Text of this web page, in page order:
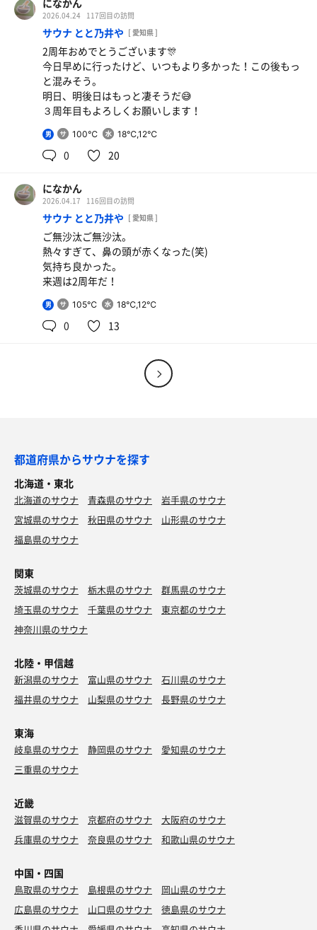
2026.04.24 117回目の訪問
サウナ とと乃井や [ 愛知県 ]
2周年おめでとうございます🎊
今日早めに行ったけど、いつもより多かった！この後もっ
と混みそう。
明日、明後日はもっと凄そうだ😅
３周年目もよろしくお願いします！
男 100℃ 18℃,12℃
0 20
になかん
2026.04.17 116回目の訪問
サウナ とと乃井や [ 愛知県 ]
ご無沙汰ご無沙汰。
熱々すぎて、鼻の頭が赤くなった(笑)
気持ち良かった。
来週は2周年だ！
男 105℃ 18℃,12℃
0 13
都道府県からサウナを探す
北海道・東北
北海道のサウナ 青森県のサウナ
岩手県のサウナ
宮城県のサウナ
秋田県のサウナ
山形県のサウナ
福島県のサウナ
関東
茨城県のサウナ 栃木県のサウナ
群馬県のサウナ
埼玉県のサウナ
千葉県のサウナ
東京都のサウナ
神奈川県のサウナ
北陸・甲信越
新潟県のサウナ 富山県のサウナ
石川県のサウナ
福井県のサウナ
山梨県のサウナ 長野県のサウナ
東海
岐阜県のサウナ 静岡県のサウナ
愛知県のサウナ
三重県のサウナ
近畿
滋賀県のサウナ 京都府のサウナ
大阪府のサウナ
兵庫県のサウナ
奈良県のサウナ 和歌山県のサウナ
中国・四国
鳥取県のサウナ 島根県のサウナ
岡山県のサウナ
広島県のサウナ
山口県のサウナ
徳島県のサウナ